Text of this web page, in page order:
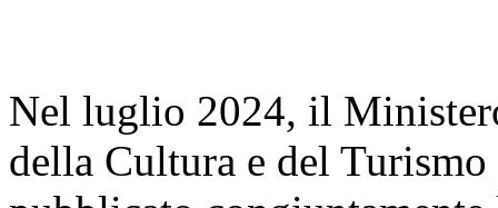
Nel luglio 2024, il
della Cultura e del